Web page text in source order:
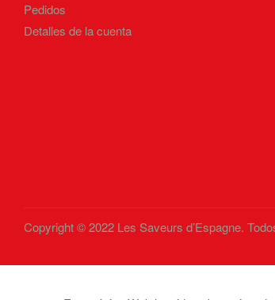
Pedidos
Detalles de la cuenta
Copyright © 2022 Les Saveurs d’Espagne.